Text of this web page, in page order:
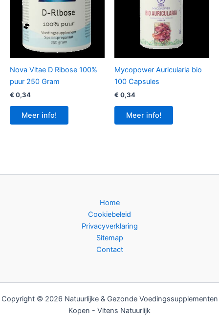
Nova Vitae D Ribose 100%
puur 250 Gram
€ 0,34
Meer info!
Mycopower Auricularia bio
100 Capsules
€ 0,34
Meer info!
Home
Cookiebeleid
Privacyverklaring
Sitemap
Contact
Copyright © 2026 Natuurlijke & Gezonde Voedingssupplementen
Kopen - Vitens Natuurlijk